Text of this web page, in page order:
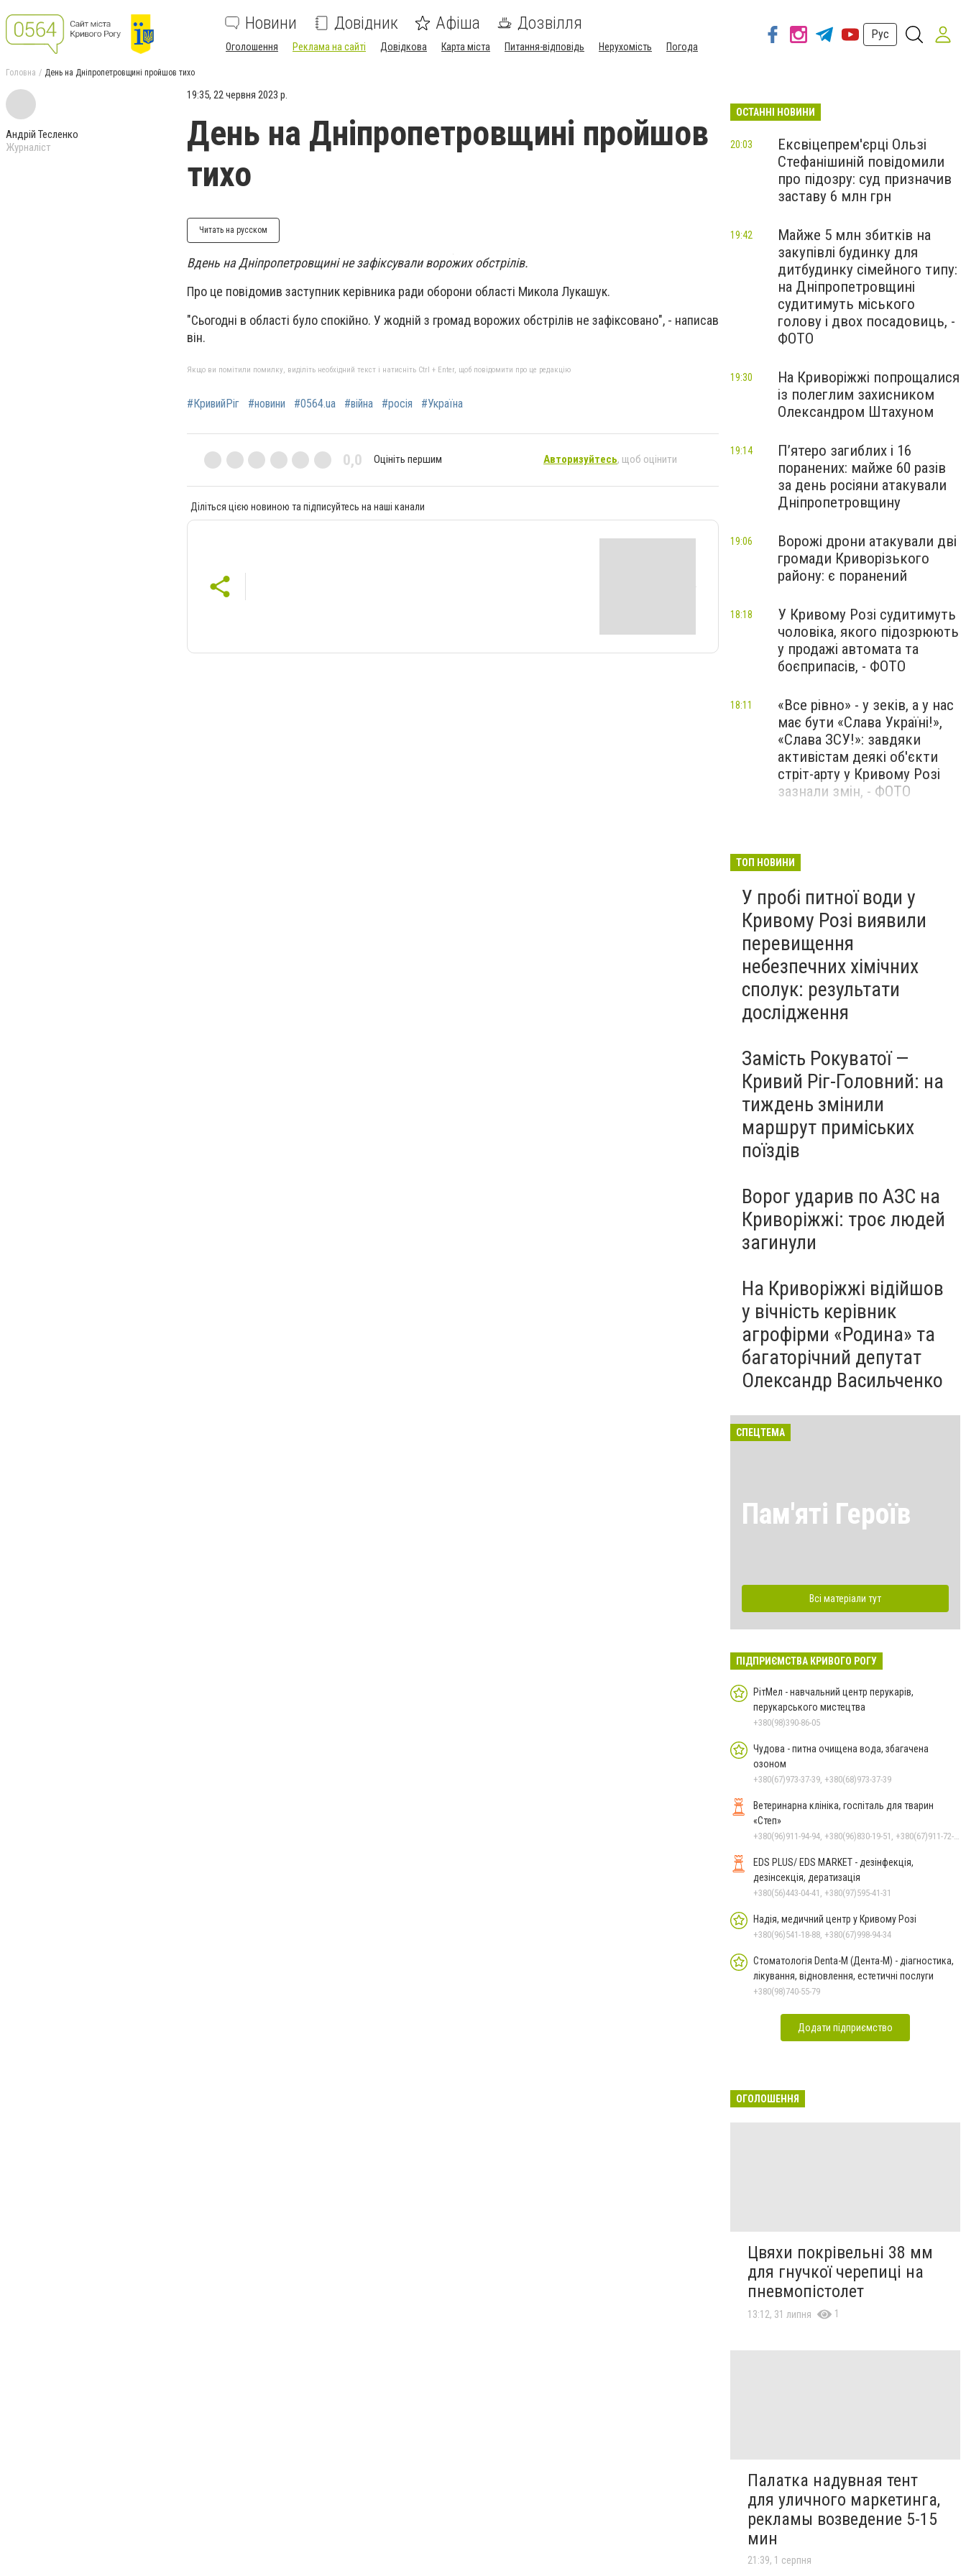
Новини Довідник Афіша Дозвілля
Оголошення Реклама на сайті Довідкова Карта міста Питання-відповідь Нерухомість Погода
Рус
Головна День на Дніпропетровщині пройшов тихо
Андрій Тесленко
Журналіст
19:35, 22 червня 2023 р.
День на Дніпропетровщині пройшов
тихо
Читать на русском
Вдень на Дніпропетровщині не зафіксували ворожих обстрілів.
Про це повідомив заступник керівника ради оборони області Микола Лукашук.
"Сьогодні в області було спокійно. У жодній з громад ворожих обстрілів не зафіксовано", - написав
він.
Якщо ви помітили помилку, виділіть необхідний текст і натисніть Ctrl + Enter, щоб повідомити про це редакцію
#КривийРіг #новини #0564.ua #війна #росія #Україна
0,0 Оцініть першим Авторизуйтесь, щоб оцінити
Діліться цією новиною та підписуйтесь на наші канали
ОСТАННІ НОВИНИ
Ексвіцепрем'єрці Ользі
Стефанішиній повідомили
про підозру: суд призначив
заставу 6 млн грн
20:03
Майже 5 млн збитків на
закупівлі будинку для
дитбудинку сімейного типу:
на Дніпропетровщині
судитимуть міського
голову і двох посадовиць, -
ФОТО
19:42
На Криворіжжі попрощалися
із полеглим захисником
Олександром Штахуном
19:30
П’ятеро загиблих і 16
поранених: майже 60 разів
за день росіяни атакували
Дніпропетровщину
19:14
Ворожі дрони атакували дві
громади Криворізького
району: є поранений
19:06
У Кривому Розі судитимуть
чоловіка, якого підозрюють
у продажі автомата та
боєприпасів, - ФОТО
18:18
«Все рівно» - у зеків, а у нас
має бути «Слава Україні!»,
«Слава ЗСУ!»: завдяки
активістам деякі об'єкти
стріт-арту у Кривому Розі
зазнали змін, - ФОТО
18:11
водогоні: людям доставили
ФОТО
ТОП НОВИНИ
У пробі питної води у
Кривому Розі виявили
перевищення
небезпечних хімічних
сполук: результати
дослідження
Замість Рокуватої —
Кривий Ріг-Головний: на
тиждень змінили
маршрут приміських
поїздів
Ворог ударив по АЗС на
Криворіжжі: троє людей
загинули
На Криворіжжі відійшов
у вічність керівник
агрофірми «Родина» та
багаторічний депутат
Олександр Васильченко
СПЕЦТЕМА
Пам'яті Героїв
Всі матеріали тут
ПІДПРИЄМСТВА КРИВОГО РОГУ
РітМел - навчальний центр перукарів,
перукарського мистецтва
+380(98)390-86-05
Чудова - питна очищена вода, збагачена
озоном
+380(67)973-37-39, +380(68)973-37-39
Ветеринарна клініка, госпіталь для тварин
«Степ»
EDS PLUS/ EDS MARKET - дезінфекція,
дезінсекція, дератизація
+380(56)443-04-41, +380(97)595-41-31
Надія, медичний центр у Кривому Розі
+380(96)541-18-88, +380(67)998-94-34
Стоматологія Denta-M (Дента-М) - діагностика,
лікування, відновлення, естетичні послуги
+380(98)740-55-79
Додати підприємство
ОГОЛОШЕННЯ
Цвяхи покрівельні 38 мм
для гнучкої черепиці на
пневмопістолет
13:12, 31 липня 1
Палатка надувная тент
для уличного маркетинга,
рекламы возведение 5-15
мин
21:39, 1 серпня